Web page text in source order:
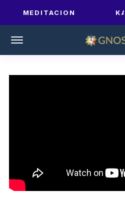
MEDITACION
Offcanvas Menu Open